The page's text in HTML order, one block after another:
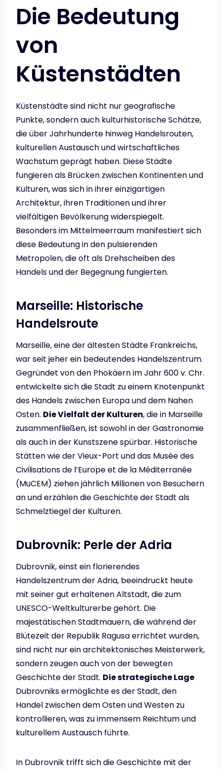
Die Bedeutung
von
Küstenstädten
Küstenstädte sind nicht nur geografische
Punkte, sondern auch kulturhistorische Schätze,
die über Jahrhunderte hinweg Handelsrouten,
kulturellen Austausch und wirtschaftliches
Wachstum geprägt haben. Diese Städte
fungieren als Brücken zwischen Kontinenten und
Kulturen, was sich in ihrer einzigartigen
Architektur, ihren Traditionen und ihrer
vielfältigen Bevölkerung widerspiegelt.
Besonders im Mittelmeerraum manifestiert sich
diese Bedeutung in den pulsierenden
Metropolen, die oft als Drehscheiben des
Handels und der Begegnung fungierten.
Marseille: Historische
Handelsroute
Marseille, eine der ältesten Städte Frankreichs,
war seit jeher ein bedeutendes Handelszentrum.
Gegründet von den Phokäern im Jahr 600 v. Chr.
entwickelte sich die Stadt zu einem Knotenpunkt
des Handels zwischen Europa und dem Nahen
Osten. Die Vielfalt der Kulturen, die in Marseille
zusammenfließen, ist sowohl in der Gastronomie
als auch in der Kunstszene spürbar. Historische
Stätten wie der Vieux-Port und das Musée des
Civilisations de l’Europe et de la Méditerranée
(MuCEM) ziehen jährlich Millionen von Besuchern
an und erzählen die Geschichte der Stadt als
Schmelztiegel der Kulturen.
Dubrovnik: Perle der Adria
Dubrovnik, einst ein florierendes
Handelszentrum der Adria, beeindruckt heute
mit seiner gut erhaltenen Altstadt, die zum
UNESCO-Weltkulturerbe gehört. Die
majestätischen Stadtmauern, die während der
Blütezeit der Republik Ragusa errichtet wurden,
sind nicht nur ein architektonisches Meisterwerk,
sondern zeugen auch von der bewegten
Geschichte der Stadt. Die strategische Lage
Dubrovniks ermöglichte es der Stadt, den
Handel zwischen dem Osten und Westen zu
kontrollieren, was zu immensem Reichtum und
kulturellem Austausch führte.
In Dubrovnik trifft sich die Geschichte mit der